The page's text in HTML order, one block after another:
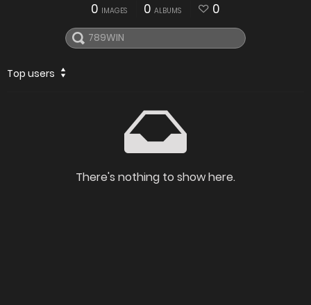
0 IMAGES 0 ALBUMS 0
Top users
There's nothing to show here.